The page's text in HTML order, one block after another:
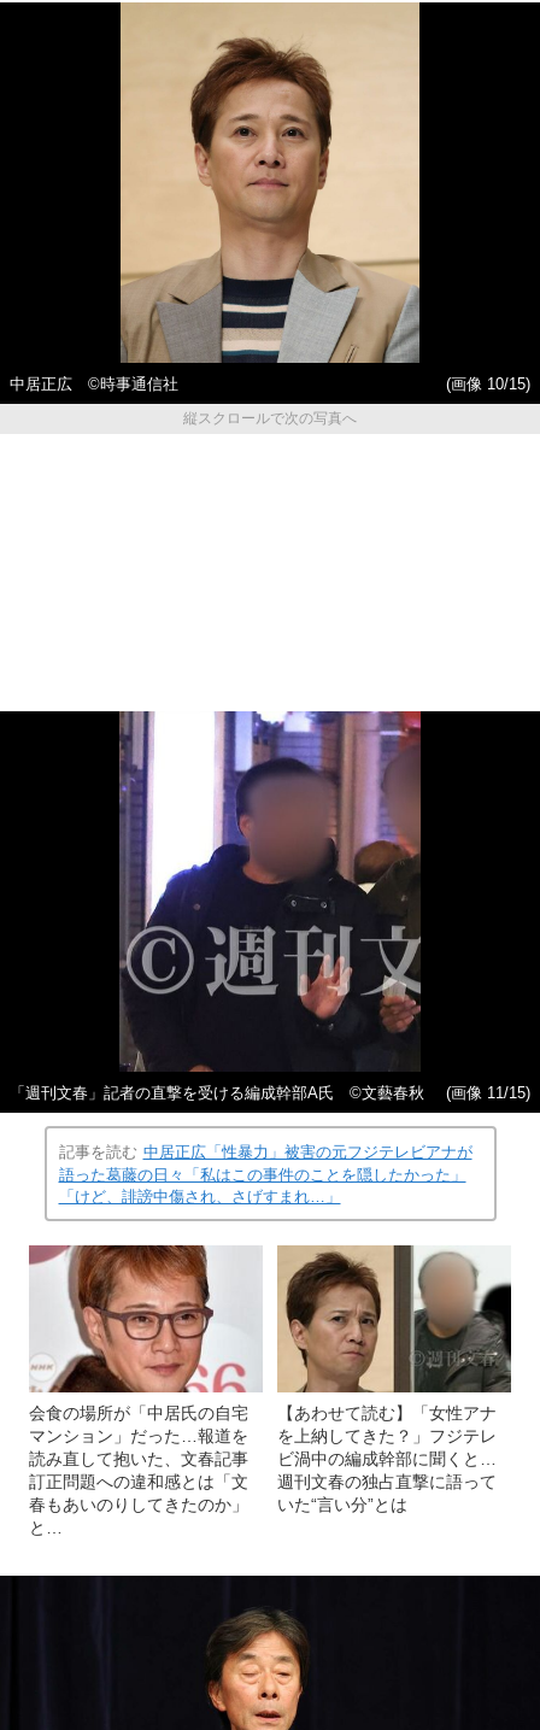
中居正広 ©時事通信社
(画像 10/15)
縦スクロールで次の写真へ
「週刊文春」記者の直撃を受ける編成幹部A氏 ©文藝春秋 (画像 11/15)
記事を読む 中居正広「性暴力」被害の元フジテレビアナが
語った葛藤の日々「私はこの事件のことを隠したかった」
「けど、誹謗中傷され、さげすまれ…」
会食の場所が「中居氏の自宅
マンション」だった…報道を
読み直して抱いた、文春記事
訂正問題への違和感とは「文
春もあいのりしてきたのか」
と…
【あわせて読む】「女性アナ
を上納してきた？」フジテレ
ビ渦中の編成幹部に聞くと…
週刊文春の独占直撃に語って
いた“言い分”とは